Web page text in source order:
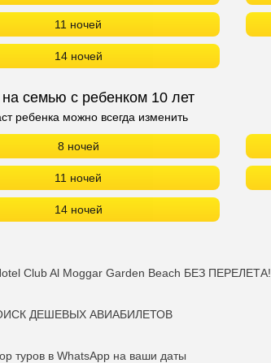
11 ночей
14 ночей
семью с ребенком 10 лет
ребенка можно всегда изменить
8 ночей
11 ночей
14 ночей
Club Al Moggar Garden Beach БЕЗ ПЕРЕЛЕТА!
ДЕШЕВЫХ АВИАБИЛЕТОВ
туров в WhatsApp на ваши даты